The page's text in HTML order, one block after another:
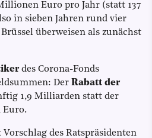
Euro pro Jahr (statt 137
in sieben Jahren rund vier
überweisen als zunächst
des Corona-Fonds
Der Rabatt der
1,9 Milliarden statt der
Euro.
des Ratspräsidenten